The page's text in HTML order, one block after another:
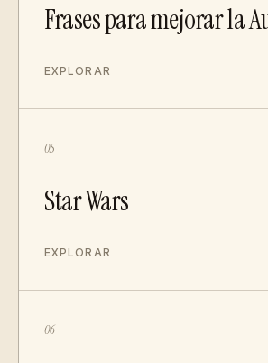
Frases para mejorar la
EXPLORAR
05
Star Wars
EXPLORAR
06